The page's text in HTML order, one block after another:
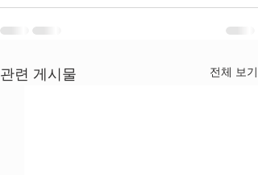
관련 게시물 전체 보기